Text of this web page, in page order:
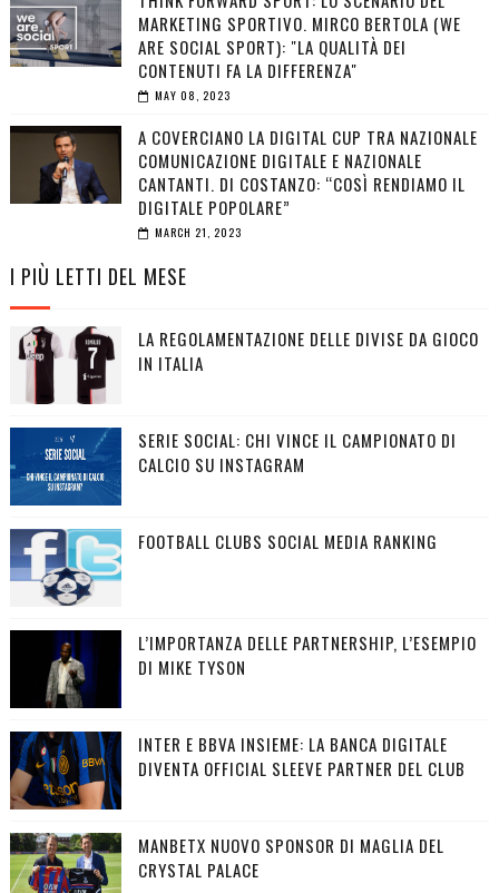
MARKETING SPORTIVO. MIRCO BERTOLA (WE
ARE SOCIAL SPORT): "LA QUALITÀ DEI
CONTENUTI FA LA DIFFERENZA"
MAY 08, 2023
A COVERCIANO LA DIGITAL CUP TRA NAZIONALE
COMUNICAZIONE DIGITALE E NAZIONALE
CANTANTI. DI COSTANZO: “COSÌ RENDIAMO IL
DIGITALE POPOLARE”
MARCH 21, 2023
I PIÙ LETTI DEL MESE
LA REGOLAMENTAZIONE DELLE DIVISE DA GIOCO
IN ITALIA
SERIE SOCIAL: CHI VINCE IL CAMPIONATO DI
CALCIO SU INSTAGRAM
FOOTBALL CLUBS SOCIAL MEDIA RANKING
L’IMPORTANZA DELLE PARTNERSHIP, L’ESEMPIO
DI MIKE TYSON
INTER E BBVA INSIEME: LA BANCA DIGITALE
DIVENTA OFFICIAL SLEEVE PARTNER DEL CLUB
MANBETX NUOVO SPONSOR DI MAGLIA DEL
CRYSTAL PALACE